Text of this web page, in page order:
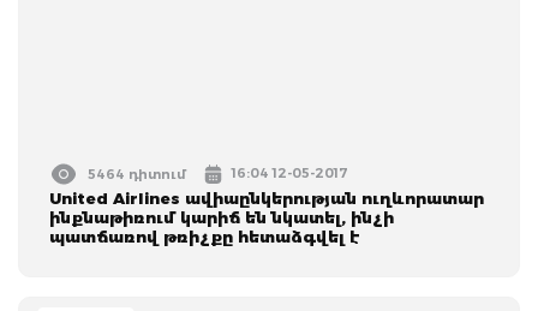
5464 դիտում 16:04 12-05-2017
United Airlines ավիաընկերության ուղևորատար
ինքնաթիռում կարիճ են նկատել, ինչի
պատճառով թռիչքը հետաձգվել է